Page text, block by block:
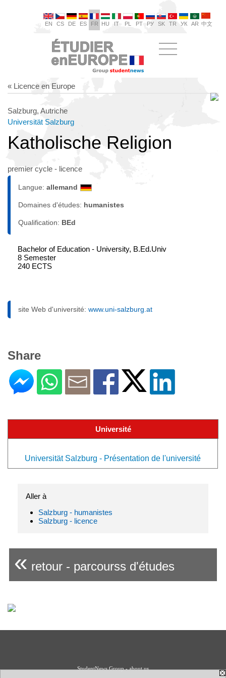
EN CS DE ES FR HU IT PL PT РУ SK TR УК AR 中文
« Licence en Europe
Salzburg, Autriche
Universität Salzburg
Katholische Religion
premier cycle - licence
Langue: allemand
Domaines d'études: humanistes
Qualification: BEd
Bachelor of Education - University, B.Ed.Univ
8 Semester
240 ECTS
site Web d'université: www.uni-salzburg.at
Share
Université
Universität Salzburg - Présentation de l'université
Aller à
Salzburg - humanistes
Salzburg - licence
« retour - parcourss d'études
StudentNews Group - about us